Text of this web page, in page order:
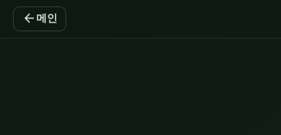
arrow_back 메인